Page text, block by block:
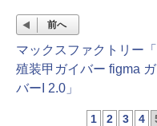
前へ
マックスファクトリー
殖装甲ガイバー figma ガ
バーI 2.0」
1 2 3 4